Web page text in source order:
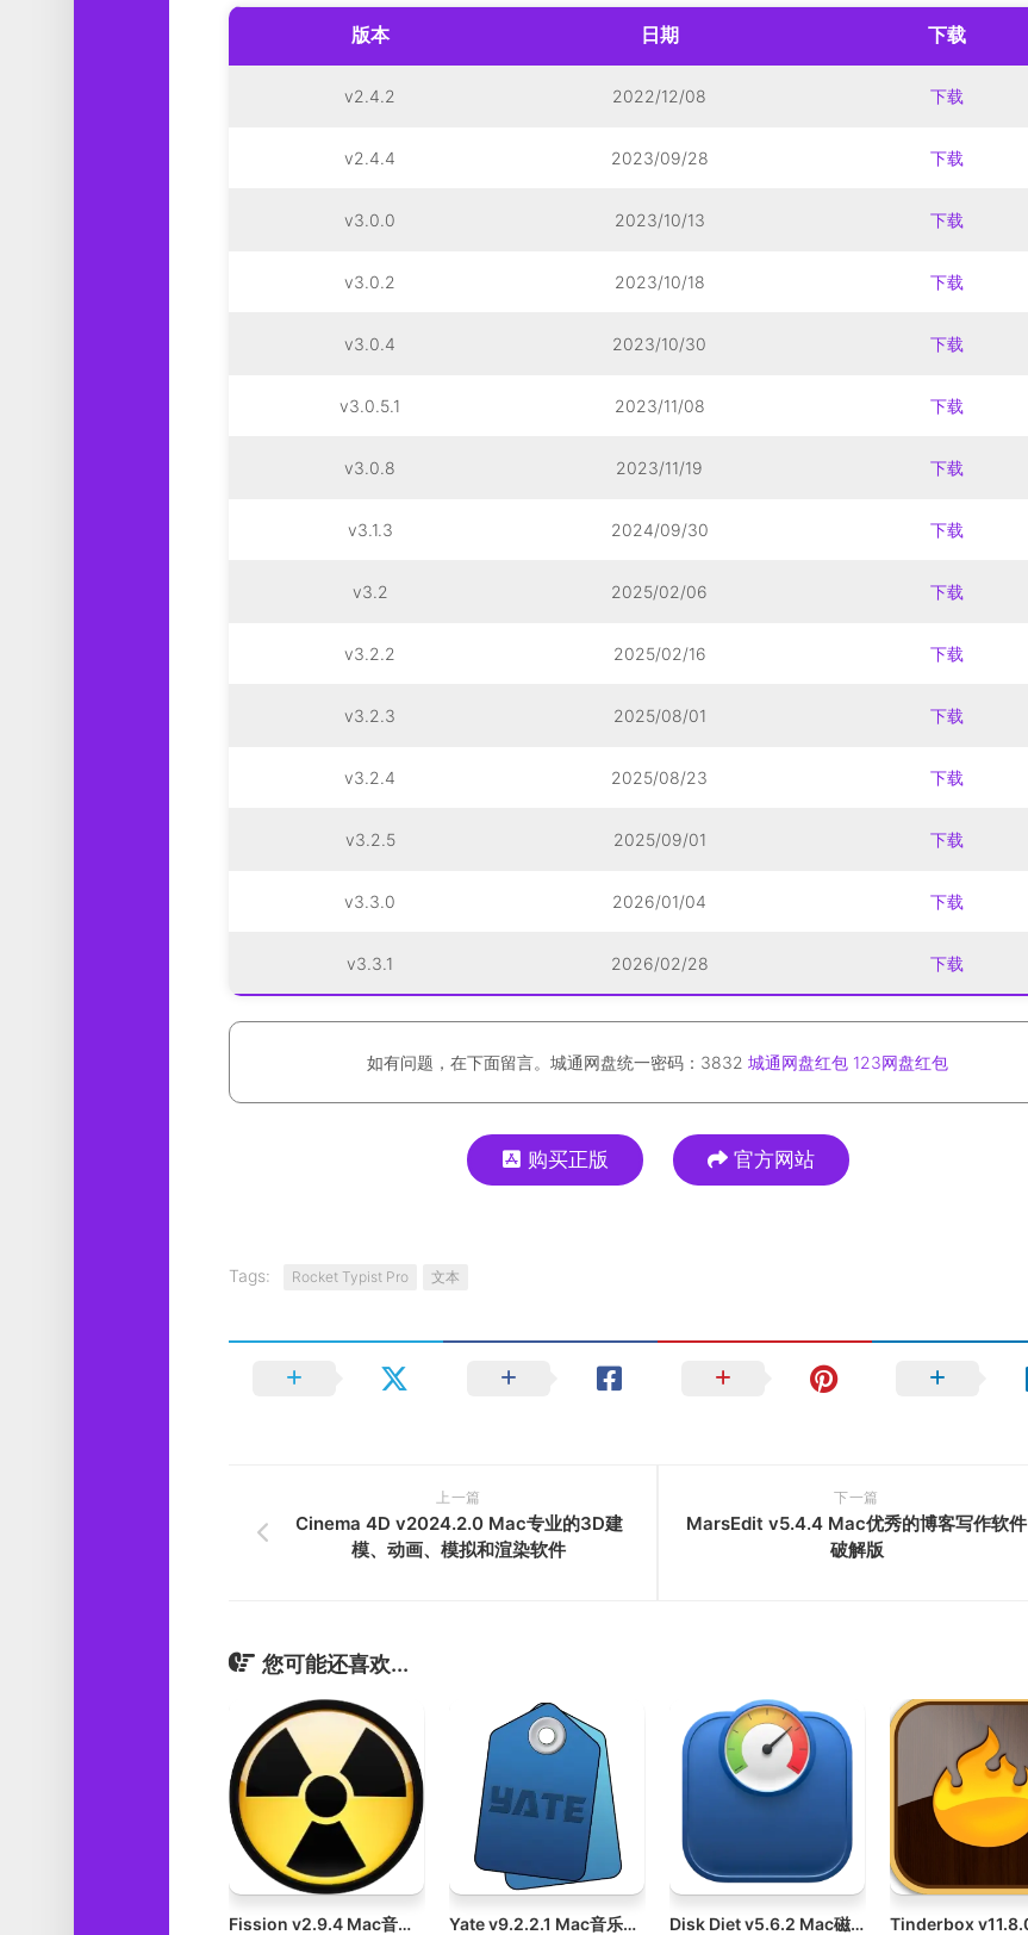
版本 日期 下载
v2.4.2 2022/12/08 下载
v2.4.4 2023/09/28 下载
v3.0.0 2023/10/13 下载
v3.0.2 2023/10/18 下载
v3.0.4 2023/10/30 下载
v3.0.5.1 2023/11/08 下载
v3.0.8 2023/11/19 下载
v3.1.3 2024/09/30 下载
v3.2 2025/02/06 下载
v3.2.2 2025/02/16 下载
v3.2.3 2025/08/01 下载
v3.2.4 2025/08/23 下载
v3.2.5 2025/09/01 下载
v3.3.0 2026/01/04 下载
v3.3.1 2026/02/28 下载
如有问题，在下面留言。城通网盘统一密码：3832 城通网盘红包 123网盘红包
购买正版 官方网站
Tags: Rocket Typist Pro 文本
下一篇
MarsEdit v5.4.4 Mac优秀的博客写作软件
破解版
上一篇
Cinema 4D v2024.2.0 Mac专业的3D建
模、动画、模拟和渲染软件
您可能还喜欢...
Fission v2.9.4 Mac音频编辑软件破解版
Yate v9.2.2.1 Mac音乐标签编辑及管理工具破解版
Disk Diet v5.6.2 Mac磁盘清理工具破解版